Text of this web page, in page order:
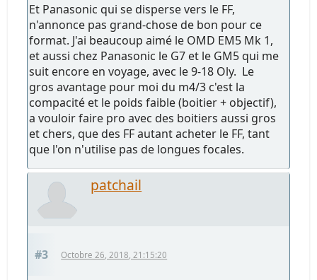
Et Panasonic qui se disperse vers le FF,
n'annonce pas grand-chose de bon pour ce
format. J'ai beaucoup aimé le OMD EM5 Mk 1,
et aussi chez Panasonic le G7 et le GM5 qui me
suit encore en voyage, avec le 9-18 Oly. Le
gros avantage pour moi du m4/3 c'est la
compacité et le poids faible (boitier + objectif),
a vouloir faire pro avec des boitiers aussi gros
et chers, que des FF autant acheter le FF, tant
que l'on n'utilise pas de longues focales.
patchail
#3 Octobre 26, 2018, 21:15:20